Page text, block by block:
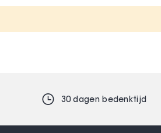
30 dagen bedenktijd